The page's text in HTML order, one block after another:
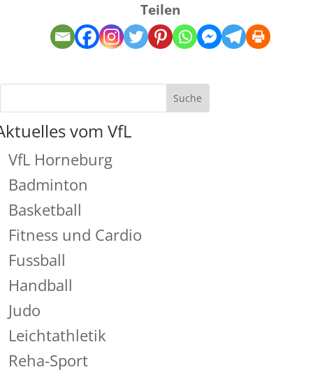
Teilen
vom VfL
VfL Horneburg
Badminton
Basketball
Fitness und Cardio
Fussball
Handball
Judo
Leichtathletik
Reha-Sport